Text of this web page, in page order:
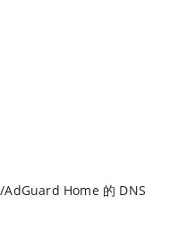
Home 的 DNS